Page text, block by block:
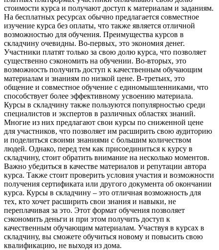
стоимости курса и получают доступ к материалам и заданиям.
На бесплатных ресурсах обычно предлагается совместное
изучение курса без оплаты, что также является отличной
возможностью для обучения. Преимущества курсов в
складчину очевидны. Во-первых, это экономия денег.
Участники платят только за свою долю курса, что позволяет
существенно сэкономить на обучении. Во-вторых, это
возможность получить доступ к качественным обучающим
материалам и знаниям по низкой цене. В-третьих, это
общение и совместное обучение с единомышленниками, что
способствует более эффективному усвоению материала.
Курсы в складчину также пользуются популярностью среди
специалистов и экспертов в различных областях знаний.
Многие из них предлагают свои курсы по сниженной цене
для участников, что позволяет им расширить свою аудиторию
и поделиться своими знаниями с большим количеством
людей. Однако, перед тем как присоединиться к курсу в
складчину, стоит обратить внимание на несколько моментов.
Важно убедиться в качестве материалов и репутации автора
курса. Также стоит проверить условия участия и возможности
получения сертификата или другого документа об окончании
курса. Курсы в складчину – это отличная возможность для
тех, кто хочет расширить свои знания и навыки, не
переплачивая за это. Этот формат обучения позволяет
сэкономить деньги и при этом получить доступ к
качественным обучающим материалам. Участвуя в курсах в
складчину, вы сможете обучиться новому и повысить свою
квалификацию, не выходя из дома.